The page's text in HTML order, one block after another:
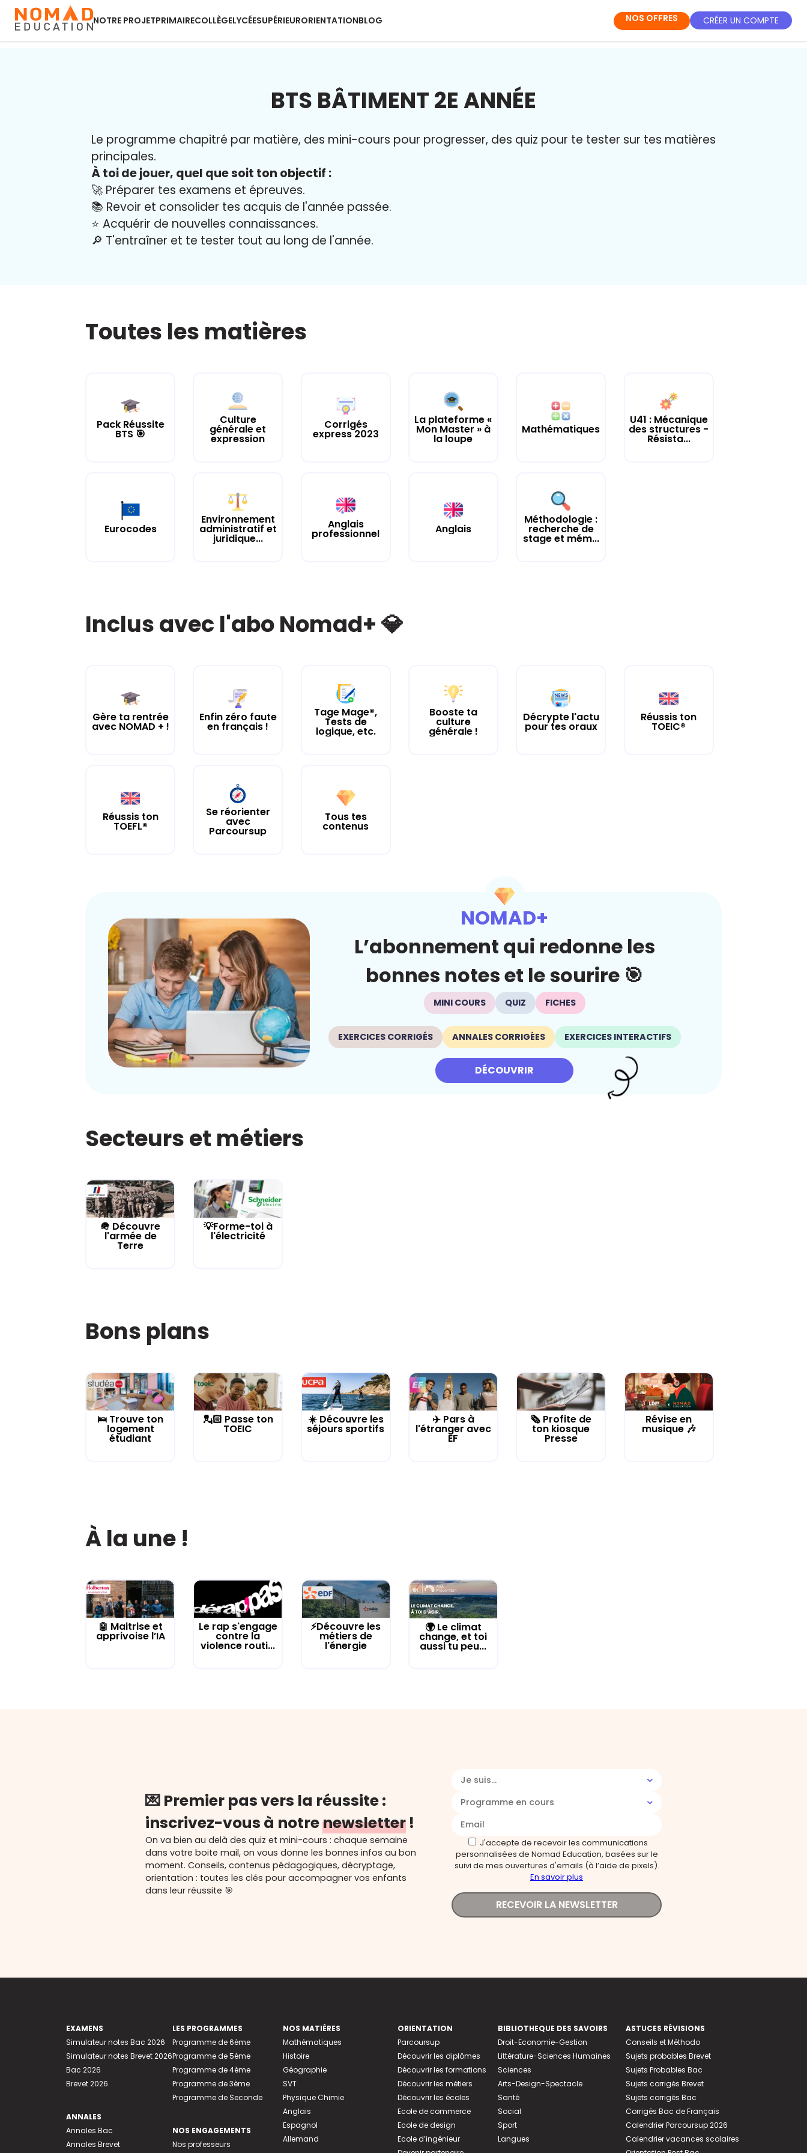
NOTRE PROJETPRIMAIRECOLLÈGELYCÉESUPÉRIEURORIENTATIONBLOG NOS OFFRES CRÉER UN COMPTE
BTS BÂTIMENT 2E ANNÉE
Le programme chapitré par matière, des mini-cours pour progresser, des quiz pour te tester sur tes matières
principales.
À toi de jouer, quel que soit ton objectif :
🚀 Préparer tes examens et épreuves.
📚 Revoir et consolider tes acquis de l'année passée.
⭐️ Acquérir de nouvelles connaissances.
🔎 T'entraîner et te tester tout au long de l'année.
Toutes les matières
Pack Réussite
BTS 🎯
Culture
générale et
expression
Corrigés
express 2023
La plateforme «
Mon Master » à
la loupe
Mathématiques
U41 : Mécanique
des structures -
Résista...
Eurocodes
Environnement
administratif et
juridique...
Anglais
professionnel Anglais
Méthodologie :
recherche de
stage et mém...
Inclus avec l'abo Nomad+ 💎
Gère ta rentrée
avec NOMAD + !
Enfin zéro faute
en français !
Tage Mage®,
Tests de
logique, etc.
Booste ta
culture
générale !
Décrypte l'actu
pour tes oraux
Réussis ton
TOEIC®
Réussis ton
TOEFL®
Se réorienter
avec
Parcoursup
Tous tes
contenus
NOMAD+
L’abonnement qui redonne les
bonnes notes et le sourire 🎯
MINI COURS QUIZ FICHES
EXERCICES CORRIGÉS ANNALES CORRIGÉES EXERCICES INTERACTIFS
DÉCOUVRIR
Secteurs et métiers
🪖 Découvre
l'armée de
Terre
💡Forme-toi à
l'électricité
Bons plans
🛌 Trouve ton
logement
étudiant
💂🏻 Passe ton
TOEIC
☀️ Découvre les
séjours sportifs
✈️ Pars à
l'étranger avec
EF
🗞️ Profite de
ton kiosque
Presse
Révise en
musique 🎶
À la une !
🤖 Maitrise et
apprivoise l’IA
Le rap s'engage
contre la
violence routi...
⚡Découvre les
métiers de
l'énergie
🌍 Le climat
change, et toi
aussi tu peu...
💌 Premier pas vers la réussite :
inscrivez-vous à notrenewsletter !
On va bien au delà des quiz et mini-cours : chaque semaine
dans votre boite mail, on vous donne les bonnes infos au bon
moment. Conseils, contenus pédagogiques, décryptage,
orientation : toutes les clés pour accompagner vos enfants
dans leur réussite 🎯
Je suis...
Programme en cours
J'accepte de recevoir les communications
personnalisées de Nomad Education, basées sur le
suivi de mes ouvertures d'emails (à l’aide de pixels).
En savoir plus
RECEVOIR LA NEWSLETTER
EXAMENS
Simulateur notes Bac 2026
Simulateur notes Brevet 2026
Bac 2026
Brevet 2026
ANNALES
Annales Bac
Annales Brevet
LES PROGRAMMES
Programme de 6ème
Programme de 5ème
Programme de 4ème
Programme de 3ème
Programme de Seconde
NOS ENGAGEMENTS
Nos professeurs
NOS MATIÈRES
Mathématiques
Histoire
Géographie
SVT
Physique Chimie
Anglais
Espagnol
Allemand
ORIENTATION
Parcoursup
Découvrir les diplômes
Découvrir les formations
Découvrir les métiers
Découvrir les écoles
Ecole de commerce
Ecole de design
Ecole d’ingénieur
BIBLIOTHEQUE DES SAVOIRS
Droit-Economie-Gestion
Littérature-Sciences Humaines
Sciences
Arts-Design-Spectacle
Santé
Social
Sport
Langues
ASTUCES RÉVISIONS
Conseils et Méthodo
Sujets probables Brevet
Sujets Probables Bac
Sujets corrigés Brevet
Sujets corrigés Bac
Corrigés Bac de Français
Calendrier Parcoursup 2026
Calendrier vacances scolaires